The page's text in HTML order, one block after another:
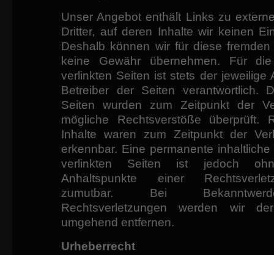
Unser Angebot enthält Links zu
Dritter, auf deren Inhalte wir keinen
Deshalb können wir für diese
keine Gewähr übernehmen. Für
verlinkten Seiten ist stets der jeweilige
Betreiber der Seiten verantwortlich.
Seiten wurden zum Zeitpunkt der
mögliche Rechtsverstöße überprüft.
Inhalte waren zum Zeitpunkt der
erkennbar. Eine permanente
verlinkten Seiten ist jedoch
Anhaltspunkte einer
zumutbar. Bei
Rechtsverletzungen werden wir
umgehend entfernen.
Urheberrecht